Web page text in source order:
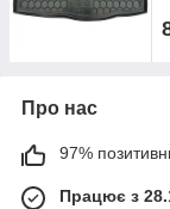
Про нас
97%
Працює з